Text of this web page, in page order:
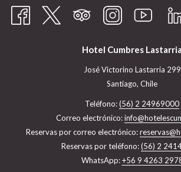
Hotel Cumbres Lastarria
José Victorino Lastarria 299
Santiago, Chile
Teléfono:(56) 2 24969000
Correo electrónico:
​Reservas por correo electrónico:
Reservas por teléfono:(56) 2
WhatsApp:+56 9 4263